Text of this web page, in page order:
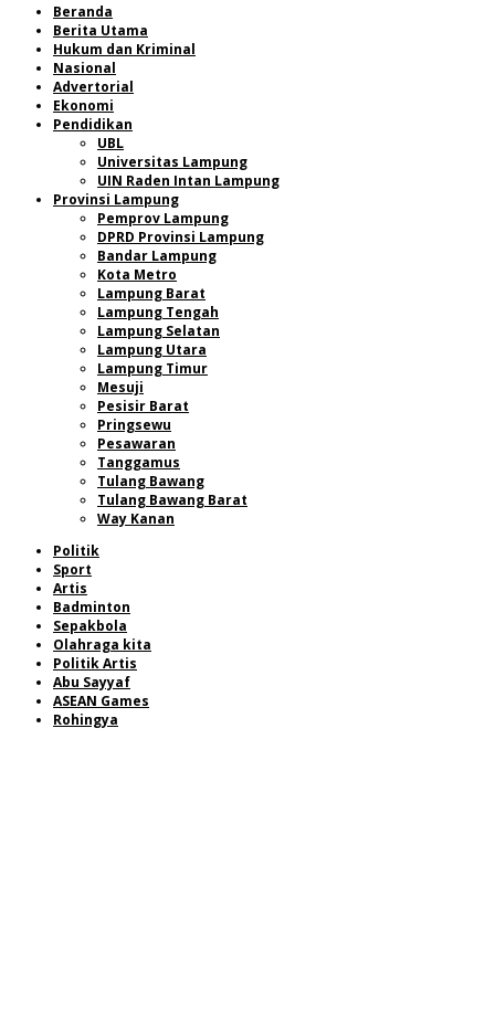
Beranda
Berita Utama
Hukum dan Kriminal
Nasional
Advertorial
Ekonomi
Pendidikan
UBL
Universitas Lampung
UIN Raden Intan Lampung
Provinsi Lampung
Pemprov Lampung
DPRD Provinsi Lampung
Bandar Lampung
Kota Metro
Lampung Barat
Lampung Tengah
Lampung Selatan
Lampung Utara
Lampung Timur
Mesuji
Pesisir Barat
Pringsewu
Pesawaran
Tanggamus
Tulang Bawang
Tulang Bawang Barat
Way Kanan
Politik
Sport
Artis
Badminton
Sepakbola
Olahraga kita
Politik Artis
Abu Sayyaf
ASEAN Games
Rohingya